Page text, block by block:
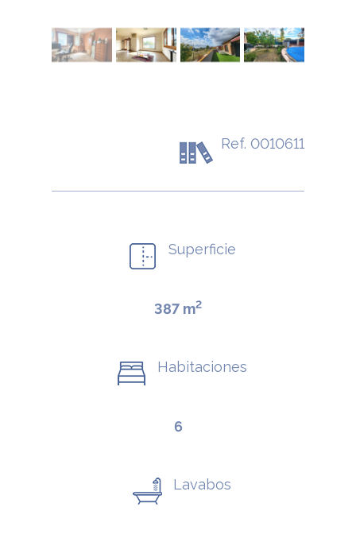
Ref. 0010611
Superficie
387 m2
Habitaciones
6
Lavabos